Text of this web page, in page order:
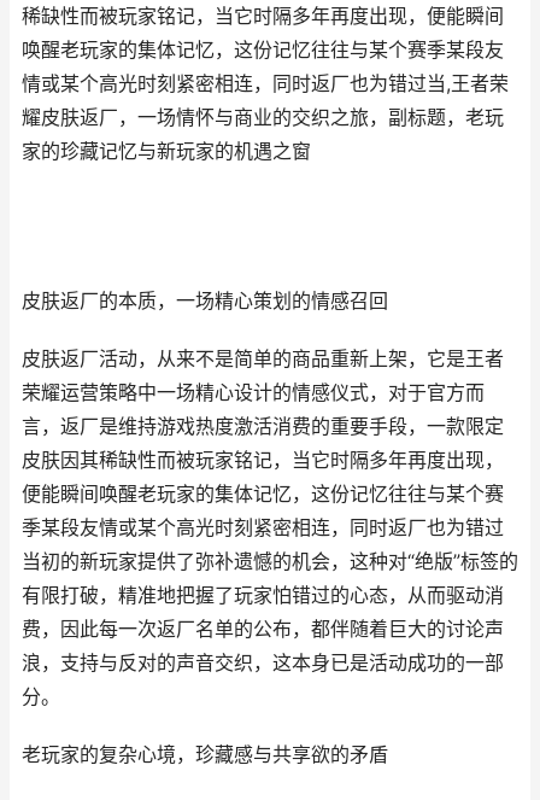
稀缺性而被玩家铭记，当它时隔多年再度出现，便能瞬间
唤醒老玩家的集体记忆，这份记忆往往与某个赛季某段友
情或某个高光时刻紧密相连，同时返厂也为错过当,王者荣
耀皮肤返厂，一场情怀与商业的交织之旅，副标题，老玩
家的珍藏记忆与新玩家的机遇之窗
皮肤返厂的本质，一场精心策划的情感召回
皮肤返厂活动，从来不是简单的商品重新上架，它是王者
荣耀运营策略中一场精心设计的情感仪式，对于官方而
言，返厂是维持游戏热度激活消费的重要手段，一款限定
皮肤因其稀缺性而被玩家铭记，当它时隔多年再度出现，
便能瞬间唤醒老玩家的集体记忆，这份记忆往往与某个赛
季某段友情或某个高光时刻紧密相连，同时返厂也为错过
当初的新玩家提供了弥补遗憾的机会，这种对“绝版”标签的
有限打破，精准地把握了玩家怕错过的心态，从而驱动消
费，因此每一次返厂名单的公布，都伴随着巨大的讨论声
浪，支持与反对的声音交织，这本身已是活动成功的一部
分。
老玩家的复杂心境，珍藏感与共享欲的矛盾